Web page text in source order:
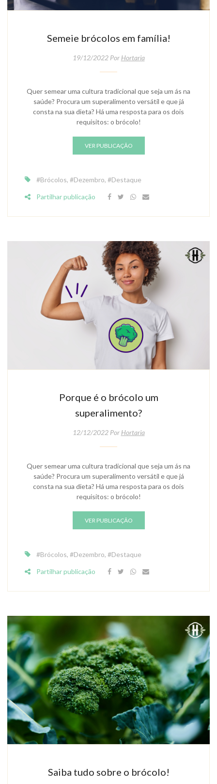
Semeie brócolos em família!
19/12/2022 Por Hortaria
Quer semear uma cultura tradicional que seja um ás na
saúde? Procura um superalimento versátil e que já
consta na sua dieta? Há uma resposta para os dois
requisitos: o brócolo!
VER PUBLICAÇÃO
#Brócolos, #Dezembro, #Destaque
Partilhar publicação
Porque é o brócolo um
superalimento?
12/12/2022 Por Hortaria
Quer semear uma cultura tradicional que seja um ás na
saúde? Procura um superalimento versátil e que já
consta na sua dieta? Há uma resposta para os dois
requisitos: o brócolo!
VER PUBLICAÇÃO
#Brócolos, #Dezembro, #Destaque
Partilhar publicação
Saiba tudo sobre o brócolo!